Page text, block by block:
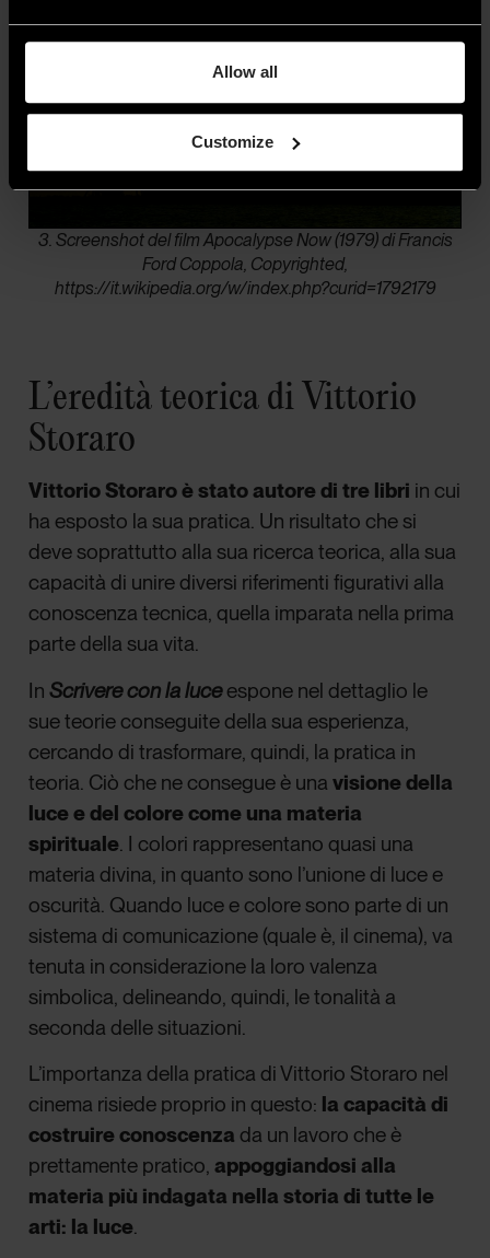
Allow all
Customize
3. Screenshot del film Apocalypse Now (1979) di Francis
Ford Coppola, Copyrighted,
https://it.wikipedia.org/w/index.php?curid=1792179
L’eredità teorica di Vittorio
Storaro
Vittorio Storaro è stato autore di tre libri in cui
ha esposto la sua pratica. Un risultato che si
deve soprattutto alla sua ricerca teorica, alla sua
capacità di unire diversi riferimenti figurativi alla
conoscenza tecnica, quella imparata nella prima
parte della sua vita.
InScrivere con la luceespone nel dettaglio le
sue teorie conseguite della sua esperienza,
cercando di trasformare, quindi, la pratica in
teoria. Ciò che ne consegue è unavisione della
luce e del colore come una materia
spirituale. I colori rappresentano quasi una
materia divina, in quanto sono l’unione di luce e
oscurità. Quando luce e colore sono parte di un
sistema di comunicazione (quale è, il cinema), va
tenuta in considerazione la loro valenza
simbolica, delineando, quindi, le tonalità a
seconda delle situazioni.
L’importanza della pratica di Vittorio Storaro nel
cinema risiede proprio in questo: la capacità di
costruire conoscenza da un lavoro che è
prettamente pratico,appoggiandosi alla
materia più indagata nella storia di tutte le
arti: la luce.